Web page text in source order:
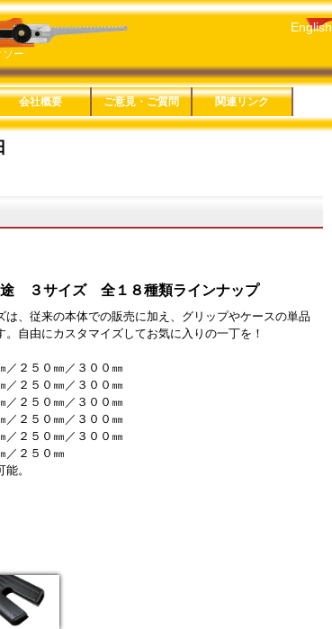
ソー００ カーブ
ソー
０㎜
０㎜
０㎜
０㎜
０㎜
０㎜
０㎜
０㎜
０㎜
０㎜
０㎜
０㎜
０㎜
０㎜
０㎜
０㎜
０㎜
０㎜
０㎜
０㎜
㎜
０㎜
５㎜
㎜
０㎜ ２０２５年版
２０２４年版
２０２３年版
２０２１年版
２０１６年版
２０１３年版
２００８年版
楽なんです剪定鋏
Ｌシリーズ
一人前シリーズ
レザーソー細工鋸
ＳＥＬＥＣＴシリーズ
１８０シリーズ
レザーソー折込シリー
会社概要
概要
SDGs宣言
通年採用
ご意見・ご質問
お問い合わせ
鋸アンケート
鋏アンケート
プライバシーポリシー
特定商取引法に基づく
関連リンク
玉鳥産業株式会社
みきかじや村
玉鳥トレーディング
関連リンク一覧
English
３サイズ 全１８種類ラインナップ
は、従来の本体での販売に加え、グリップやケースの単品
。自由にカスタマイズしてお気に入りの一丁を！
／２５０㎜／３００㎜
／２５０㎜／３００㎜
／２５０㎜／３００㎜
／２５０㎜／３００㎜
／２５０㎜／３００㎜
／２５０㎜
。